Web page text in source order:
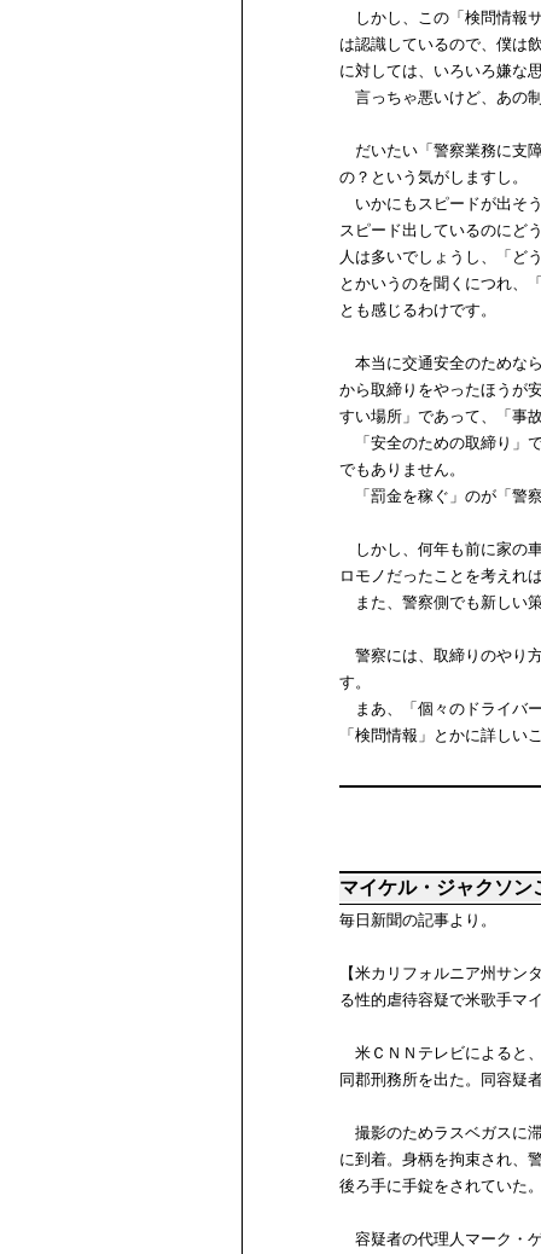
しかし、この「検問情報
は認識しているので、僕は
に対しては、いろいろ嫌な
言っちゃ悪いけど、あの
だいたい「警察業務に支
の？という気がしますし。
いかにもスピードが出そ
スピード出しているのにど
人は多いでしょうし、「ど
とかいうのを聞くにつれ、
とも感じるわけです。
本当に交通安全のためな
から取締りをやったほうが
すい場所」であって、「事
「安全のための取締り」
でもありません。
「罰金を稼ぐ」のが「警
しかし、何年も前に家の
ロモノだったことを考えれ
また、警察側でも新しい
警察には、取締りのやり
す。
まあ、「個々のドライバ
「検問情報」とかに詳しい
マイケル・ジャクソ
毎日新聞の記事より。
【米カリフォルニア州サ
る性的虐待容疑で米歌手マ
米ＣＮＮテレビによると
同郡刑務所を出た。同容疑
撮影のためラスベガスに
に到着。身柄を拘束され、
後ろ手に手錠をされていた
容疑者の代理人マーク・